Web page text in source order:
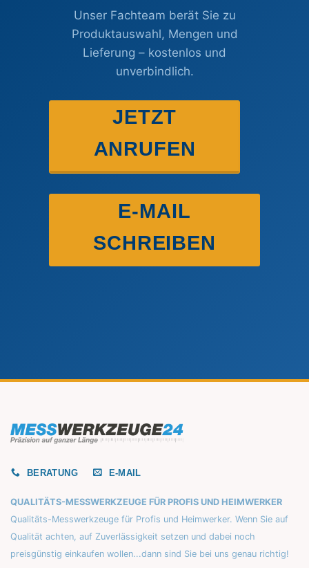
Unser Fachteam berät Sie zu
Produktauswahl, Mengen und
Lieferung – kostenlos und
unverbindlich.
JETZT
ANRUFEN
E-MAIL
SCHREIBEN
BERATUNG E-MAIL
QUALITÄTS-MESSWERKZEUGE FÜR PROFIS UND HEIMWERKER
Qualitäts-Messwerkzeuge für Profis und Heimwerker. Wenn Sie auf
Qualität achten, auf Zuverlässigkeit setzen und dabei noch
preisgünstig einkaufen wollen...dann sind Sie bei uns genau richtig!